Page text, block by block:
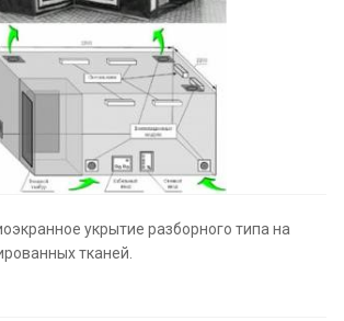
укрытие разборного типа на
тканей.